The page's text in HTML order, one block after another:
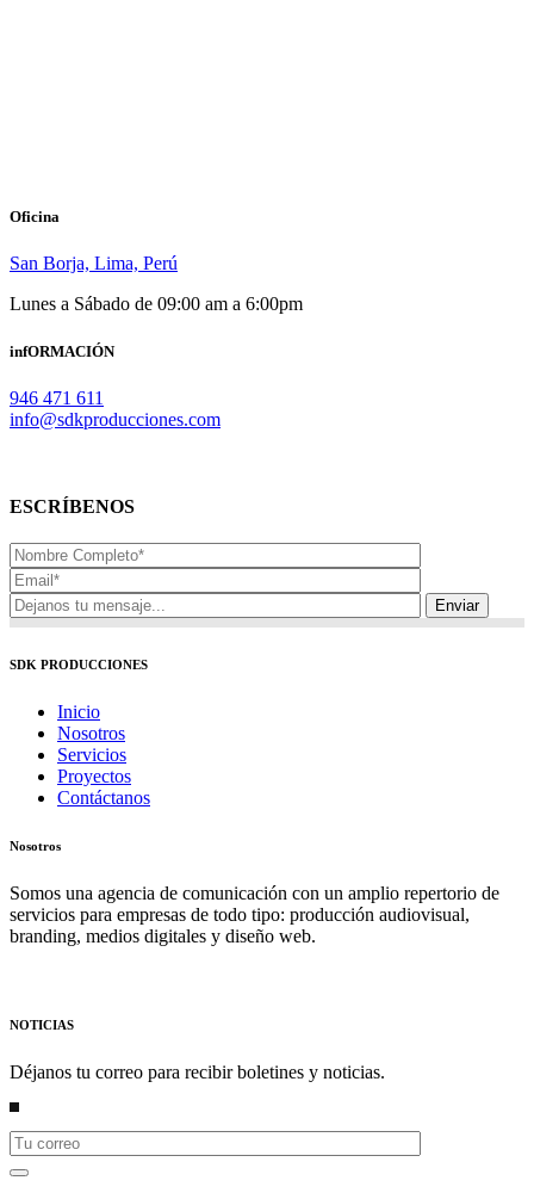
Oficina
San Borja, Lima, Perú
Lunes a Sábado de 09:00 am a 6:00pm
infORMACIÓN
946 471 611
info@sdkproducciones.com
ESCRÍBENOS
SDK PRODUCCIONES
Inicio
Nosotros
Servicios
Proyectos
Contáctanos
Nosotros
Somos una agencia de comunicación con un amplio repertorio de
servicios para empresas de todo tipo: producción audiovisual,
branding, medios digitales y diseño web.
NOTICIAS
Déjanos tu correo para recibir boletines y noticias.